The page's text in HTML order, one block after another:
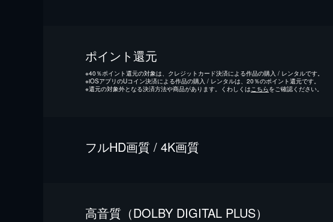
ポイント還元
※40％ポイント還元の対象は、クレジットカード決済による作品の購入 / レンタルです。
※iOSアプリのUコイン決済による作品の購入 / レンタルは、20％のポイント還元です。
※還元の対象外となる決済方法や商品があります。くわしくは こちらをご確認ください。
フルHD画質 / 4K画質
⾼⾳質（DOLBY DIGITAL PLUS）